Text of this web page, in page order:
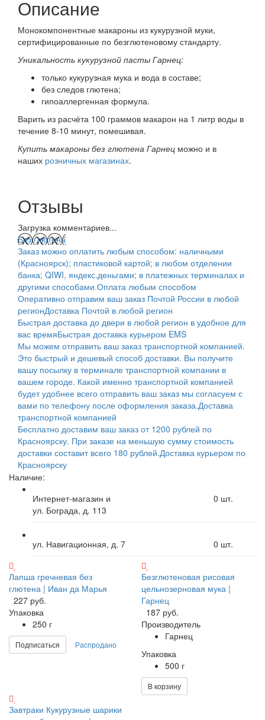
Описание
Монокомпонентные макароны из кукурузной муки,
сертифицированные по безглютеновому стандарту.
Уникальность кукурузной пасты Гарнец:
только кукурузная мука и вода в составе;
без следов глютена;
гипоаллергенная формула.
Варить из расчёта 100 граммов макарон на 1 литр воды в
течение 8-10 минут, помешивая.
Купить макароны без глютена Гарнец можно и в
наших розничных магазинах.
Отзывы
Загрузка комментариев...
Без глютена
Заказ можно оплатить любым способом: наличными
(Красноярск); пластиковой картой; в любом отделении
банка; QIWI, яндекс.деньгами; в платежных терминалах и
другими способами.Оплата любым способом
Оперативно отправим ваш заказ Почтой России в любой
регионДоставка Почтой в любой регион
Быстрая доставка до двери в любой регион в удобное для
вас времяБыстрая доставка курьером EMS
Мы можем отправить ваш заказ транспортной компанией.
Это быстрый и дешевый способ доставки. Вы получите
вашу посылку в терминале транспортной компании в
вашем городе. Какой именно транспортной компанией
будет удобнее всего отправить ваш заказ мы согласуем с
вами по телефону после оформления заказа.Доставка
транспортной компанией
Бесплатно доставим ваш заказ от 1200 рублей по
Красноярску. При заказе на меньшую сумму стоимость
доставки составит всего 180 рублей.Доставка курьером по
Красноярску
Наличие:
Интернет-магазин и
ул. Бограда, д. 113
0 шт.
ул. Навигационная, д. 7 0 шт.
Лапша гречневая без
глютена | Иван да Марья
227 руб.
Упаковка
250 г
Подписаться Распродано
Безглютеновая рисовая
цельнозерновая мука |
Гарнец
187 руб.
Производитель
Гарнец
Упаковка
500 г
В корзину
Завтраки Кукурузные шарики